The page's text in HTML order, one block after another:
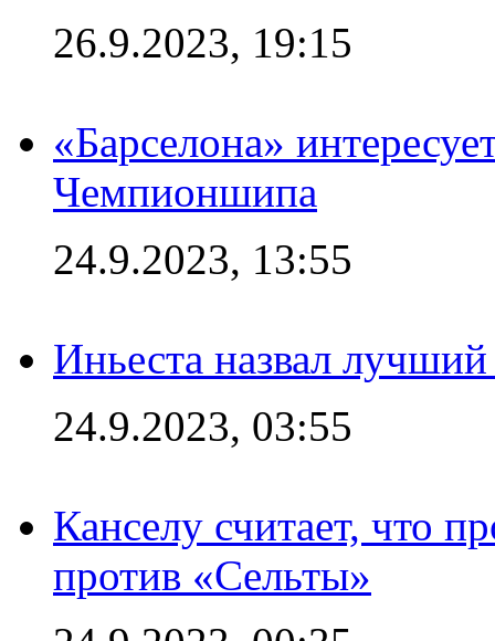
26.9.2023, 19:15
«Барселона»
Чемпионшипа
24.9.2023, 13:55
Иньеста назвал
24.9.2023, 03:55
Канселу считает, что
против «Сельты»